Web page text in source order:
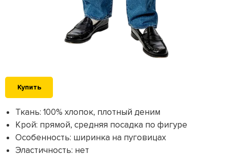
Купить
Ткань: 100% хлопок, плотный деним
Крой: прямой, средняя посадка по фигуре
Особенность: ширинка на пуговицах
Эластичность: нет